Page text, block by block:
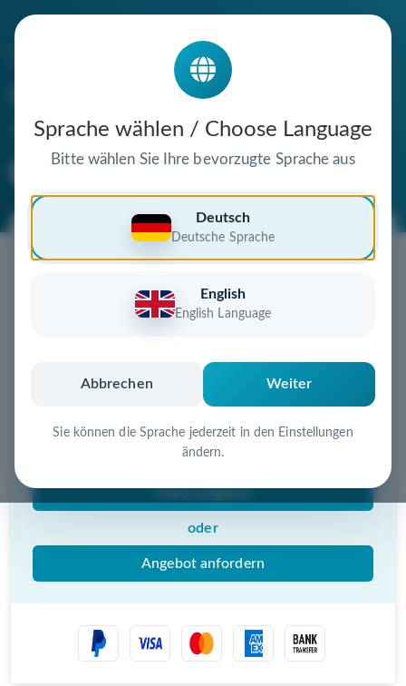
Sprache wählen / Choose Language
Bitte wählen Sie Ihre bevorzugte Sprache aus
Deutsch
Deutsche Sprache
English
English Language
Abbrechen Weiter
Sie können die Sprache jederzeit in den Einstellungen
ändern.
amthor-art.de
steht zum Verkauf
Jetzt diese Wunschdomain
Diese Domain könnte schon bald Ihnen gehören!
Schnell, sicher und unkompliziert zur eigenen
Gebot abgeben
oder
Angebot anfordern